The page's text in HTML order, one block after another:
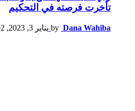
تأخرت فرصته في التحكيم
by Dana Wahiba يناير 3, 2023, 8:02 م